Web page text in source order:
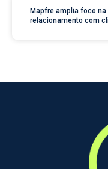
Mapfre amplia foco
relacionamento com